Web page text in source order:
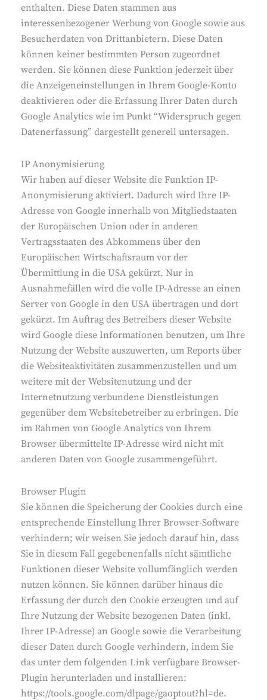
enthalten. Diese Daten stammen aus
interessenbezogener Werbung von Google sowie aus
Besucherdaten von Drittanbietern. Diese Daten
können keiner bestimmten Person zugeordnet
werden. Sie können diese Funktion jederzeit über
die Anzeigeneinstellungen in Ihrem Google-Konto
deaktivieren oder die Erfassung Ihrer Daten durch
Google Analytics wie im Punkt “Widerspruch gegen
Datenerfassung” dargestellt generell untersagen.
IP Anonymisierung
Wir haben auf dieser Website die Funktion IP-
Anonymisierung aktiviert. Dadurch wird Ihre IP-
Adresse von Google innerhalb von Mitgliedstaaten
der Europäischen Union oder in anderen
Vertragsstaaten des Abkommens über den
Europäischen Wirtschaftsraum vor der
Übermittlung in die USA gekürzt. Nur in
Ausnahmefällen wird die volle IP-Adresse an einen
Server von Google in den USA übertragen und dort
gekürzt. Im Auftrag des Betreibers dieser Website
wird Google diese Informationen benutzen, um Ihre
Nutzung der Website auszuwerten, um Reports über
die Websiteaktivitäten zusammenzustellen und um
weitere mit der Websitenutzung und der
Internetnutzung verbundene Dienstleistungen
gegenüber dem Websitebetreiber zu erbringen. Die
im Rahmen von Google Analytics von Ihrem
Browser übermittelte IP-Adresse wird nicht mit
anderen Daten von Google zusammengeführt.
Browser Plugin
Sie können die Speicherung der Cookies durch eine
entsprechende Einstellung Ihrer Browser-Software
verhindern; wir weisen Sie jedoch darauf hin, dass
Sie in diesem Fall gegebenenfalls nicht sämtliche
Funktionen dieser Website vollumfänglich werden
nutzen können. Sie können darüber hinaus die
Erfassung der durch den Cookie erzeugten und auf
Ihre Nutzung der Website bezogenen Daten (inkl.
Ihrer IP-Adresse) an Google sowie die Verarbeitung
dieser Daten durch Google verhindern, indem Sie
das unter dem folgenden Link verfügbare Browser-
Plugin herunterladen und installieren:
https://tools.google.com/dlpage/gaoptout?hl=de.